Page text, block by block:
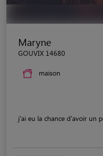
Maryne
GOUVIX 14680
maison
j'ai eu la chance d'avoir un